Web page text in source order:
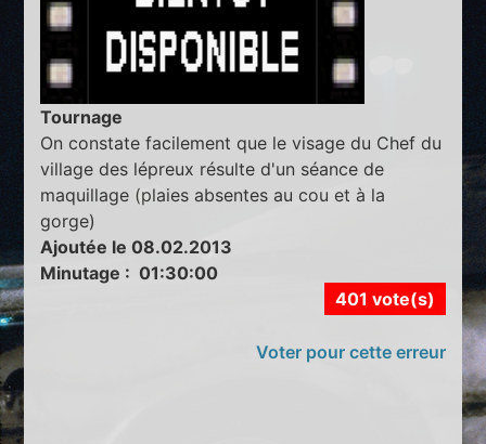
Tournage
On constate facilement que le visage du Chef du
village des lépreux résulte d'un séance de
maquillage (plaies absentes au cou et à la
gorge)
Ajoutée le 08.02.2013
Minutage : 01:30:00
401 vote(s)
Voter pour cette erreur